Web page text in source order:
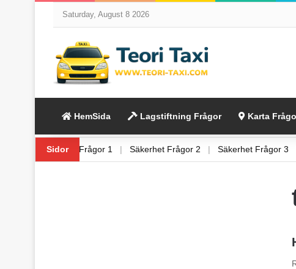
Saturday, August 8 2026
HemSida Lagstiftning Frågor Karta
Sidor
Säkerhet Frågor 1 | Säkerhet Frågor 2 | Säkerhet Frågor